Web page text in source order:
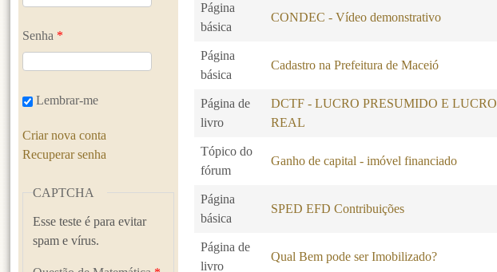
Página
básica
CONDEC - Vídeo demonstrativo
Página
básica
Cadastro na Prefeitura de Maceió
Página de
livro
DCTF - LUCRO PRESUMIDO E LUCRO
REAL
Tópico do
fórum
Ganho de capital - imóvel financiado
Página
básica
SPED EFD Contribuições
Página de
livro
Qual Bem pode ser Imobilizado?
Senha *
Lembrar-me
Criar nova conta
Recuperar senha
CAPTCHA
Esse teste é para evitar
spam e vírus.